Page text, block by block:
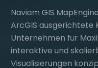
Naviam GIS
ArcGIS ausgerichtete
Unternehmen für
interaktive und
Visualisierungen